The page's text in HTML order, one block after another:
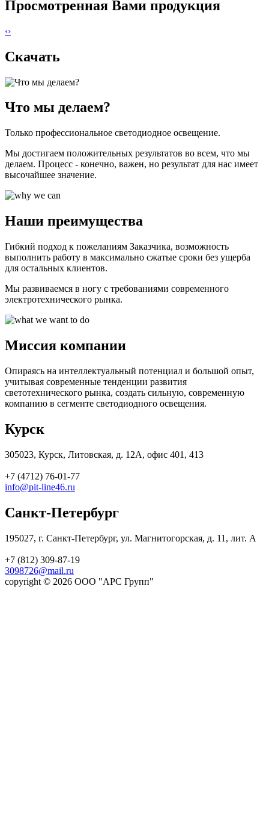
Просмотренная Вами продукция
‹›
Скачать
Что мы делаем?
Только профессиональное светодиодное освещение.
Мы достигаем положительных результатов во всем, что мы
делаем. Процесс - конечно, важен, но результат для нас имеет
высочайшее значение.
Наши преимущества
Гибкий подход к пожеланиям Заказчика, возможность
выполнить работу в максимально сжатые сроки без ущерба
для остальных клиентов.
Мы развиваемся в ногу с требованиями современного
электротехнического рынка.
Миссия компании
Опираясь на интеллектуальный потенциал и большой опыт,
учитывая современные тенденции развития
светотехнического рынка, создать сильную, современную
компанию в сегменте светодиодного освещения.
Курск
305023, Курск, Литовская, д. 12А, офис 401, 413
+7 (4712) 76-01-77
info@pit-line46.ru
Санкт-Петербург
195027, г. Санкт-Петербург, ул. Магнитогорская, д. 11, лит. А
+7 (812) 309-87-19
3098726@mail.ru
copyright © 2026 ООО "АРС Групп"